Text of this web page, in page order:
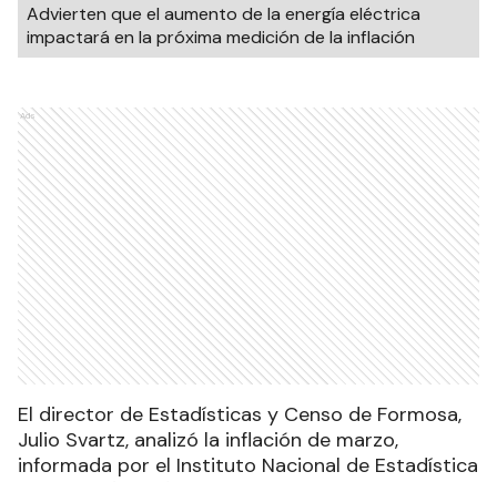
Advierten que el aumento de la energía eléctrica
impactará en la próxima medición de la inflación
Ads
El director de Estadísticas y Censo de Formosa,
Julio Svartz, analizó la inflación de marzo,
informada por el Instituto Nacional de Estadística